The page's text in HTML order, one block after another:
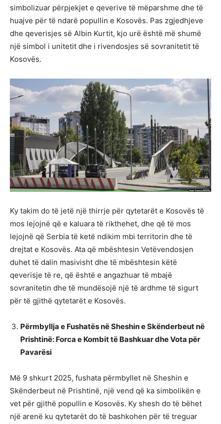
simbolizuar përpjekjet e qeverive të mëparshme dhe të
huajve për të ndarë popullin e Kosovës. Pas zgjedhjeve
dhe qeverisjes së Albin Kurtit, kjo urë është më shumë
një simbol i unitetit dhe i rivendosjes së sovranitetit të
Kosovës.
Ky takim do të jetë një thirrje për qytetarët e Kosovës të
mos lejojnë që e kaluara të rikthehet, dhe që të mos
lejojnë që Serbia të ketë ndikim mbi territorin dhe të
drejtat e Kosovës. Ata që mbështesin Vetëvendosjen
duhet të dalin masivisht dhe të mbështesin këtë
qeverisje të re, që është e angazhuar të mbajë
sovranitetin dhe të mundësojë një të ardhme të sigurt
për të gjithë qytetarët e Kosovës.
Përmbyllja e Fushatës në Sheshin e Skënderbeut në
Prishtinë: Forca e Kombit të Bashkuar dhe Vota për
Pavarësi
Më 9 shkurt 2025, fushata përmbyllet në Sheshin e
Skënderbeut në Prishtinë, një vend që ka simbolikën e
vet për gjithë popullin e Kosovës. Ky shesh do të bëhet
një arenë ku qytetarët do të bashkohen për të treguar